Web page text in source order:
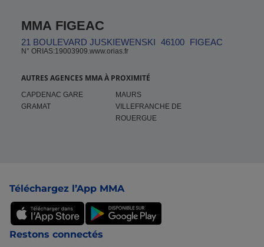
MMA FIGEAC
21 BOULEVARD JUSKIEWENSKI 46100 FIGEAC
N° ORIAS:19003909.www.orias.fr
AUTRES AGENCES MMA À PROXIMITÉ
CAPDENAC GARE
MAURS
GRAMAT
VILLEFRANCHE DE
ROUERGUE
Téléchargez l’App MMA
Restons connectés